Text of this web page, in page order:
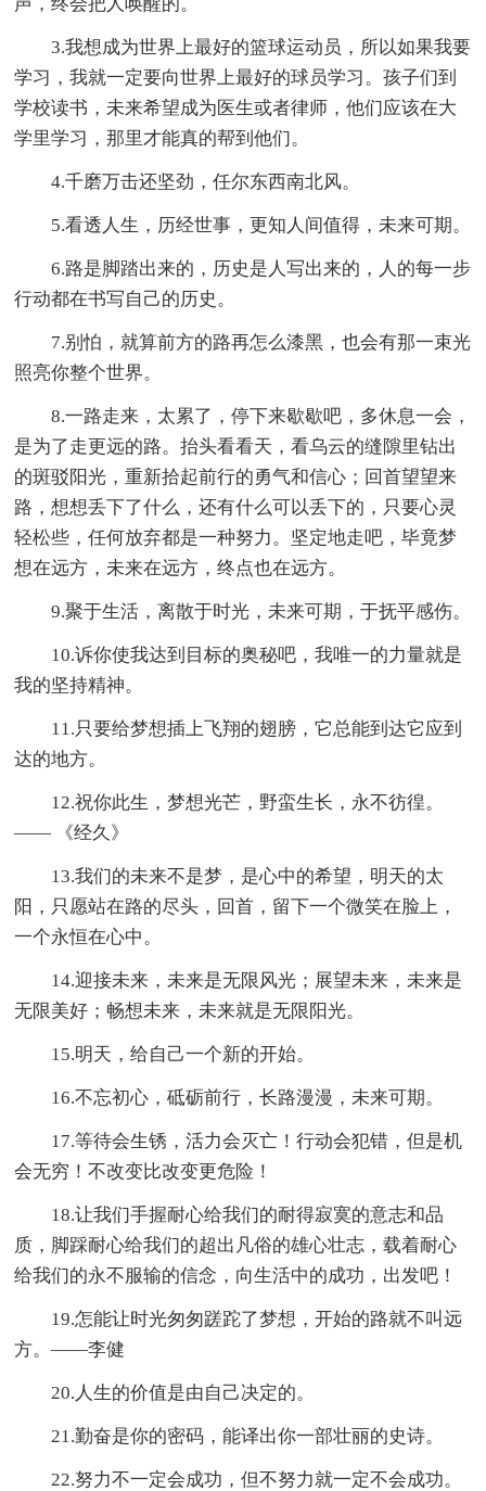
3.我想成为世界上最好的篮球运动员，所以如果我要
学习，我就一定要向世界上最好的球员学习。孩子们到
学校读书，未来希望成为医生或者律师，他们应该在大
学里学习，那里才能真的帮到他们。
4.千磨万击还坚劲，任尔东西南北风。
5.看透人生，历经世事，更知人间值得，未来可期。
6.路是脚踏出来的，历史是人写出来的，人的每一步
行动都在书写自己的历史。
7.别怕，就算前方的路再怎么漆黑，也会有那一束光
照亮你整个世界。
8.一路走来，太累了，停下来歇歇吧，多休息一会，
是为了走更远的路。抬头看看天，看乌云的缝隙里钻出
的斑驳阳光，重新拾起前行的勇气和信心；回首望望来
路，想想丢下了什么，还有什么可以丢下的，只要心灵
轻松些，任何放弃都是一种努力。坚定地走吧，毕竟梦
想在远方，未来在远方，终点也在远方。
9.聚于生活，离散于时光，未来可期，于抚平感伤。
10.诉你使我达到目标的奥秘吧，我唯一的力量就是
我的坚持精神。
11.只要给梦想插上飞翔的翅膀，它总能到达它应到
达的地方。
12.祝你此生，梦想光芒，野蛮生长，永不彷徨。
—— 《经久》
13.我们的未来不是梦，是心中的希望，明天的太
阳，只愿站在路的尽头，回首，留下一个微笑在脸上，
一个永恒在心中。
14.迎接未来，未来是无限风光；展望未来，未来是
无限美好；畅想未来，未来就是无限阳光。
15.明天，给自己一个新的开始。
16.不忘初心，砥砺前行，长路漫漫，未来可期。
17.等待会生锈，活力会灭亡！行动会犯错，但是机
会无穷！不改变比改变更危险！
18.让我们手握耐心给我们的耐得寂寞的意志和品
质，脚踩耐心给我们的超出凡俗的雄心壮志，载着耐心
给我们的永不服输的信念，向生活中的成功，出发吧！
19.怎能让时光匆匆蹉跎了梦想，开始的路就不叫远
方。——李健
20.人生的价值是由自己决定的。
21.勤奋是你的密码，能译出你一部壮丽的史诗。
22.努力不一定会成功，但不努力就一定不会成功。